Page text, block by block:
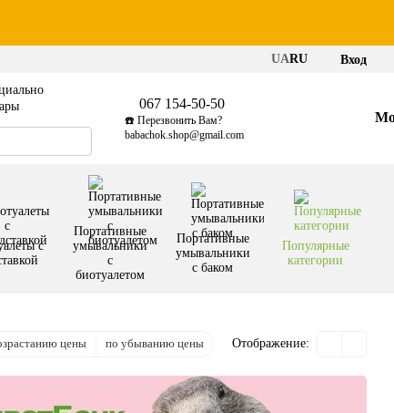
UARU Вход
067 154-50-50
☎️ Перезвонить Вам?
babachok.shop@gmail.com
с
Портативные
умывальники
с
биотуалетом
Портативные
умывальники
с баком
Популярные
категории
цены по убыванию цены Отображение: